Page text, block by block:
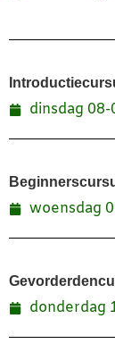
dinsdag
woensdag
donderdag